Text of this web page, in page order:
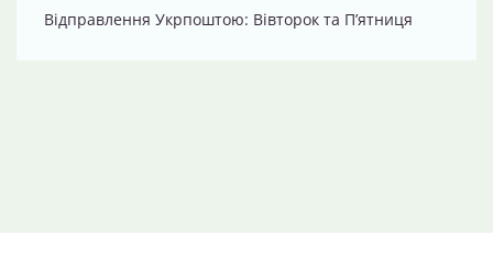
Відправлення Укрпоштою: Вівторок та П’ятниця